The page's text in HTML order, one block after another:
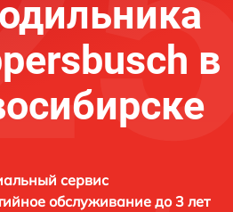
в
сервис
обслуживание до 3 лет